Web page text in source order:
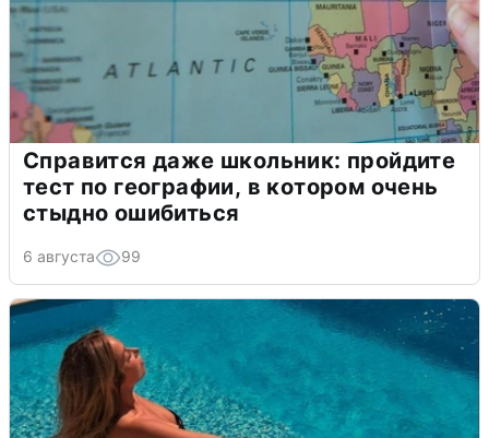
Справится даже школьник: пройдите
тест по географии, в котором очень
стыдно ошибиться
6 августа 99